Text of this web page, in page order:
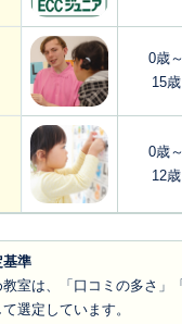
0歳～
15歳
0歳～
12歳
基準
室は、「口コミの多さ」
選定しています。